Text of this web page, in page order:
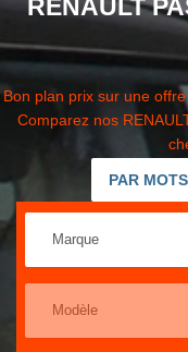
RENAULT
Bon plan prix sur une
Comparez nos
PAR